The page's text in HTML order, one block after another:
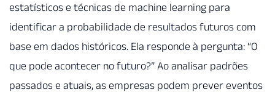
estatísticos e técnicas de machine learning para
identificar a probabilidade de resultados futuros com
base em dados históricos. Ela responde à pergunta: “O
que pode acontecer no futuro?” Ao analisar padrões
passados e atuais, as empresas podem prever eventos